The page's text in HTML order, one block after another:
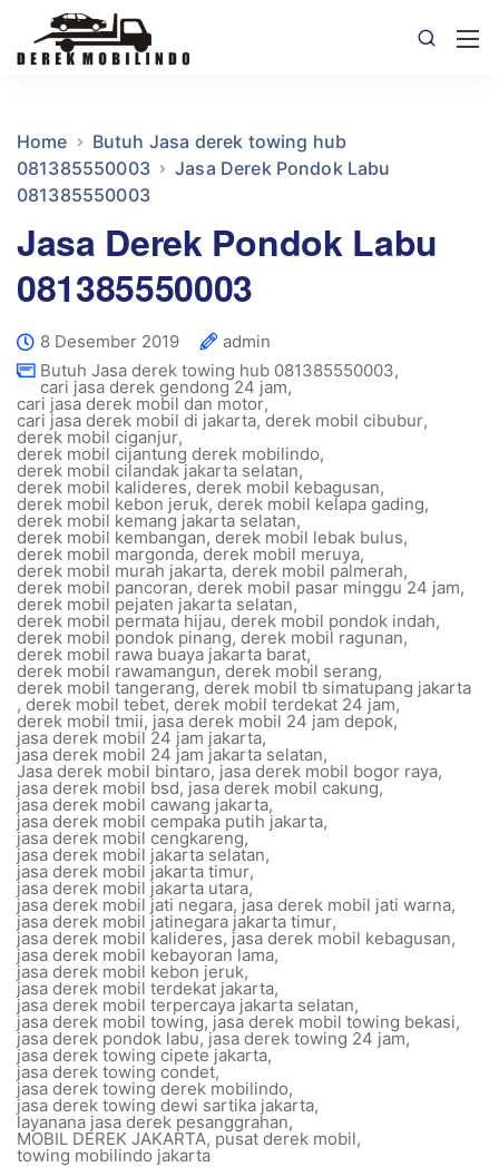
Home
Butuh Jasa derek towing hub
081385550003
Jasa Derek Pondok Labu
081385550003
Jasa Derek Pondok Labu
081385550003
8 Desember 2019
admin
Butuh Jasa derek towing hub 081385550003,
cari jasa derek gendong 24 jam,
cari jasa derek mobil dan motor,
cari jasa derek mobil di jakarta, derek mobil cibubur,
derek mobil ciganjur,
derek mobil cijantung derek mobilindo,
derek mobil cilandak jakarta selatan,
derek mobil kalideres, derek mobil kebagusan,
derek mobil kebon jeruk, derek mobil kelapa gading,
derek mobil kemang jakarta selatan,
derek mobil kembangan, derek mobil lebak bulus,
derek mobil margonda, derek mobil meruya,
derek mobil murah jakarta, derek mobil palmerah,
derek mobil pancoran, derek mobil pasar minggu 24 jam,
derek mobil pejaten jakarta selatan,
derek mobil permata hijau, derek mobil pondok indah,
derek mobil pondok pinang, derek mobil ragunan,
derek mobil rawa buaya jakarta barat,
derek mobil rawamangun, derek mobil serang,
derek mobil tangerang, derek mobil tb simatupang jakarta
, derek mobil tebet, derek mobil terdekat 24 jam,
derek mobil tmii, jasa derek mobil 24 jam depok,
jasa derek mobil 24 jam jakarta,
jasa derek mobil 24 jam jakarta selatan,
Jasa derek mobil bintaro, jasa derek mobil bogor raya,
jasa derek mobil bsd, jasa derek mobil cakung,
jasa derek mobil cawang jakarta,
jasa derek mobil cempaka putih jakarta,
jasa derek mobil cengkareng,
jasa derek mobil jakarta selatan,
jasa derek mobil jakarta timur,
jasa derek mobil jakarta utara,
jasa derek mobil jati negara, jasa derek mobil jati warna,
jasa derek mobil jatinegara jakarta timur,
jasa derek mobil kalideres, jasa derek mobil kebagusan,
jasa derek mobil kebayoran lama,
jasa derek mobil kebon jeruk,
jasa derek mobil terdekat jakarta,
jasa derek mobil terpercaya jakarta selatan,
jasa derek mobil towing, jasa derek mobil towing bekasi,
jasa derek pondok labu,jasa derek towing 24 jam,
jasa derek towing cipete jakarta,
jasa derek towing condet,
jasa derek towing derek mobilindo,
jasa derek towing dewi sartika jakarta,
layanana jasa derek pesanggrahan,
MOBIL DEREK JAKARTA, pusat derek mobil,
towing mobilindo jakarta